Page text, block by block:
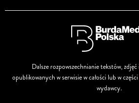
Dalsze rozpowszechnianie tekstów,
opublikowanych w serwisie w całości lub w
wydawcy.